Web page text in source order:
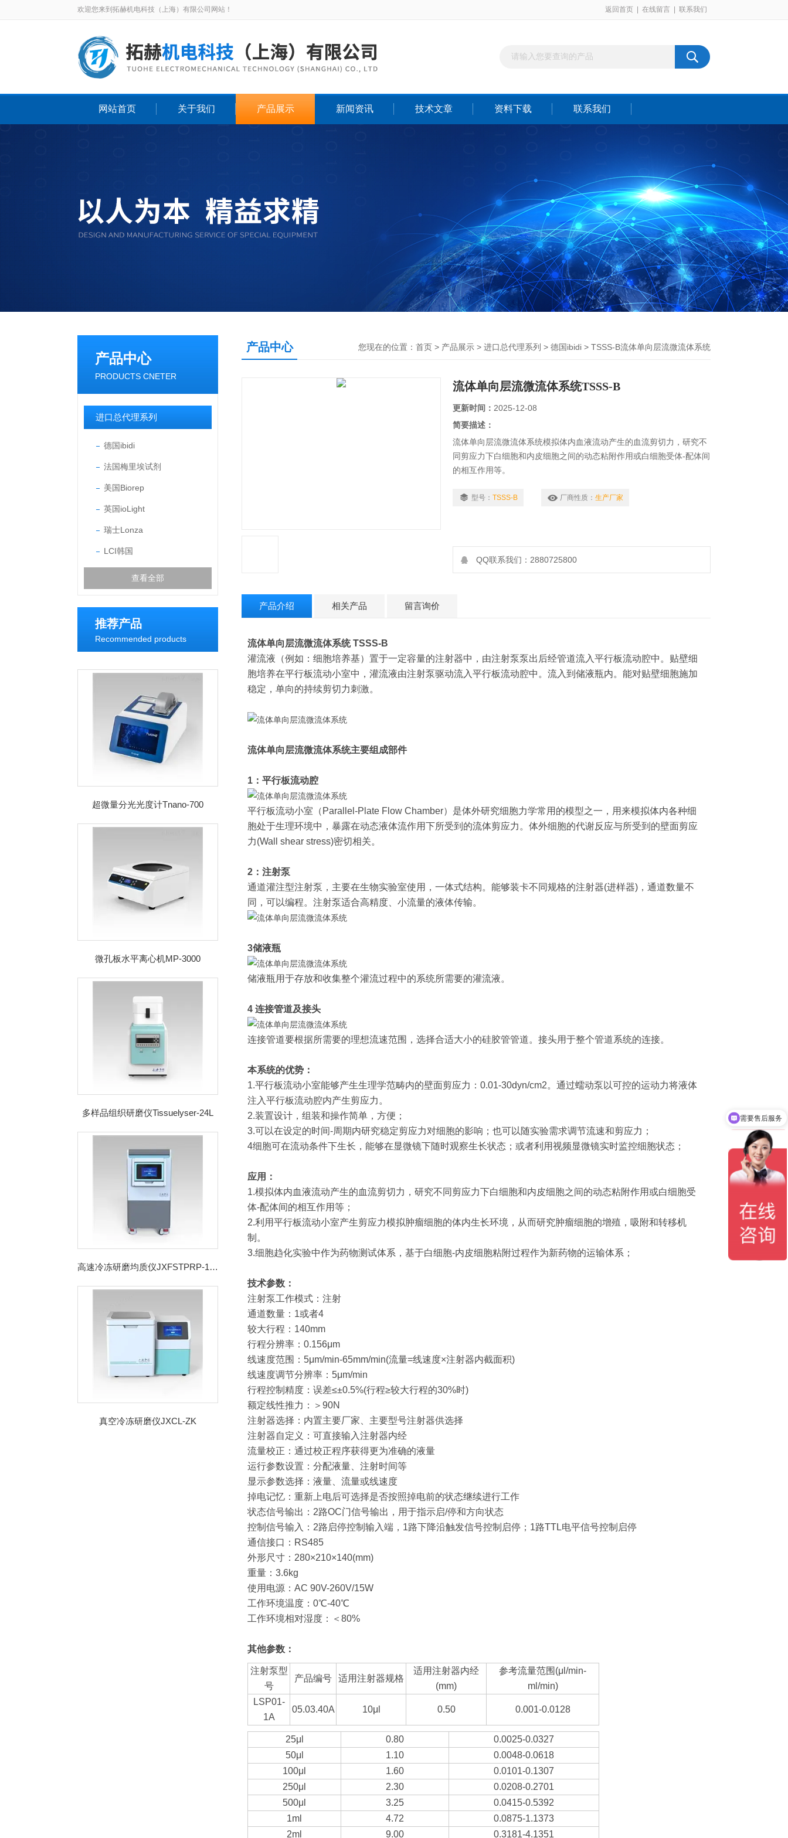
欢迎您来到拓赫机电科技（上海）有限公司网站！ 返回首页 在线留言 联系我们
网站首页 关于我们 产品展示 新闻资讯 技术文章 资料下载 联系我们
产品中心
PRODUCTS CNETER
进口总代理系列
德国ibidi
法国梅里埃试剂
美国Biorep
英国ioLight
瑞士Lonza
LCI韩国
查看全部
推荐产品
Recommended products
超微量分光光度计Tnano-700
微孔板水平离心机MP-3000
多样品组织研磨仪Tissuelyser-24L
高速冷冻研磨均质仪JXFSTPRP-192CL
真空冷冻研磨仪JXCL-ZK
产品中心 您现在的位置： 首页 > 产品展示 > 进口总代理系列 > 德国ibidi > TSSS-B流体单向层流微流体系统
流体单向层流微流体系统TSSS-B
更新时间： 2025-12-08
简要描述：
流体单向层流微流体系统模拟体内血液流动产生的血流剪切力，研究不
同剪应力下白细胞和内皮细胞之间的动态粘附作用或白细胞受体-配体间
的相互作用等。
型号： TSSS-B 厂商性质： 生产厂家
QQ联系我们：2880725800
产品介绍 相关产品 留言询价
流体单向层流微流体系统TSSS-B
灌流液（例如：细胞培养基）置于一定容量的注射器中，由注射泵泵出后经管道流入平行板流动腔中。贴壁细
胞培养在平行板流动小室中，灌流液由注射泵驱动流入平行板流动腔中。流入到储液瓶内。能对贴壁细胞施加
稳定，单向的持续剪切力刺激。
流体单向层流微流体系统主要组成部件
1：平行板流动腔
平行板流动小室（Parallel-Plate Flow Chamber）是体外研究细胞力学常用的模型之一，用来模拟体内各种细
胞处于生理环境中，暴露在动态液体流作用下所受到的流体剪应力。体外细胞的代谢反应与所受到的壁面剪应
力(Wall shear stress)密切相关。
2：注射泵
通道灌注型注射泵，主要在生物实验室使用，一体式结构。能够装卡不同规格的注射器(进样器)，通道数量不
同，可以编程。注射泵适合高精度、小流量的液体传输。
3储液瓶
储液瓶用于存放和收集整个灌流过程中的系统所需要的灌流液。
4 连接管道及接头
连接管道要根据所需要的理想流速范围，选择合适大小的硅胶管管道。接头用于整个管道系统的连接。
本系统的优势：
1.平行板流动小室能够产生生理学范畴内的壁面剪应力：0.01-30dyn/cm2。通过蠕动泵以可控的运动力将液体
注入平行板流动腔内产生剪应力。
2.装置设计，组装和操作简单，方便；
3.可以在设定的时间-周期内研究稳定剪应力对细胞的影响；也可以随实验需求调节流速和剪应力；
4细胞可在流动条件下生长，能够在显微镜下随时观察生长状态；或者利用视频显微镜实时监控细胞状态；
应用：
1.模拟体内血液流动产生的血流剪切力，研究不同剪应力下白细胞和内皮细胞之间的动态粘附作用或白细胞受
体-配体间的相互作用等；
2.利用平行板流动小室产生剪应力模拟肿瘤细胞的体内生长环境，从而研究肿瘤细胞的增殖，吸附和转移机
制。
3.细胞趋化实验中作为药物测试体系，基于白细胞-内皮细胞粘附过程作为新药物的运输体系；
技术参数：
注射泵工作模式：注射
通道数量：1或者4
较大行程：140mm
行程分辨率：0.156μm
线速度范围：5μm/min-65mm/min(流量=线速度×注射器内截面积)
线速度调节分辨率：5μm/min
行程控制精度：误差≤±0.5%(行程≥较大行程的30%时)
额定线性推力：＞90N
注射器选择：内置主要厂家、主要型号注射器供选择
注射器自定义：可直接输入注射器内经
流量校正：通过校正程序获得更为准确的液量
运行参数设置：分配液量、注射时间等
显示参数选择：液量、流量或线速度
掉电记忆：重新上电后可选择是否按照掉电前的状态继续进行工作
状态信号输出：2路OC门信号输出，用于指示启/停和方向状态
控制信号输入：2路启停控制输入端，1路下降沿触发信号控制启停；1路TTL电平信号控制启停
通信接口：RS485
外形尺寸：280×210×140(mm)
重量：3.6kg
使用电源：AC 90V-260V/15W
工作环境温度：0℃-40℃
工作环境相对湿度：＜80%
其他参数：
注射泵型
号
产品编号 适用注射器规格
适用注射器内经
(mm)
参考流量范围(μl/min-
ml/min)
LSP01-
1A
05.03.40A 10μl 0.50 0.001-0.0128
25μl 0.80
0.0025-0.0327
50μl
1.10
0.0048-0.0618
100μl
1.60
0.0101-0.1307
250μl
2.30
0.0208-0.2701
500μl
3.25
0.0415-0.5392
1ml
4.72
0.0875-1.1373
2ml
9.00 0.3181-4.1351
需要产品说明书